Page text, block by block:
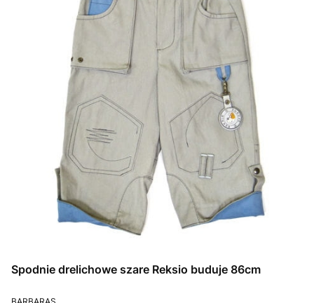
Spodnie drelichowe szare Reksio buduje 86cm
PRODUCENT